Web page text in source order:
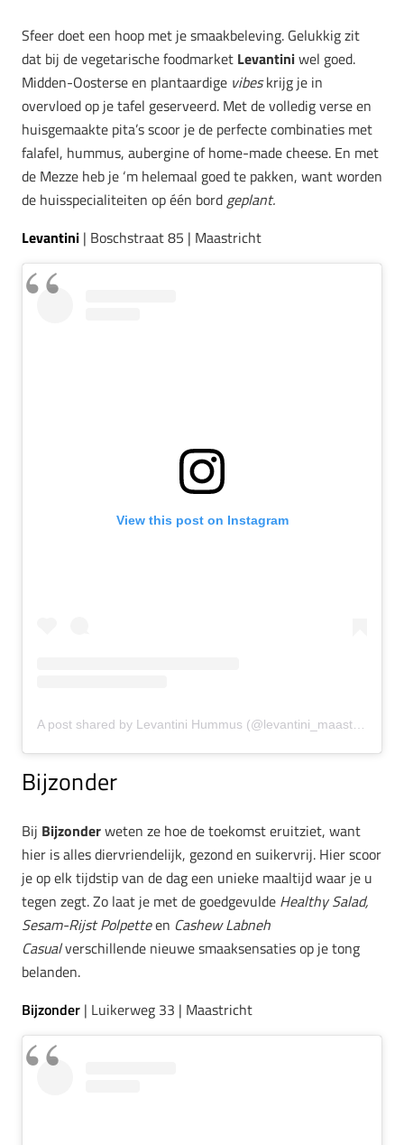
Sfeer doet een hoop met je smaakbeleving. Gelukkig zit
dat bij de vegetarische foodmarket Levantiniwel goed.
Midden-Oosterse en plantaardige vibeskrijg je in
overvloed op je tafel geserveerd. Met de volledig verse en
huisgemaakte pita’s scoor je de perfecte combinaties met
falafel, hummus, aubergine of home-made cheese. En met
de Mezze heb je ‘m helemaal goed te pakken, want worden
de huisspecialiteiten op één bordgeplant.
Levantini | Boschstraat 85 | Maastricht
View this post on Instagram
Bijzonder
Bij Bijzonderweten ze hoe de toekomst eruitziet, want
hier is alles diervriendelijk, gezond en suikervrij. Hier scoor
je op elk tijdstip van de dag een unieke maaltijd waar je u
tegen zegt. Zo laat je met de goedgevulde Healthy Salad,
Sesam-Rijst Polpetteen Cashew Labneh
Casualverschillende nieuwe smaaksensaties op je tong
belanden.
Bijzonder | Luikerweg 33 | Maastricht